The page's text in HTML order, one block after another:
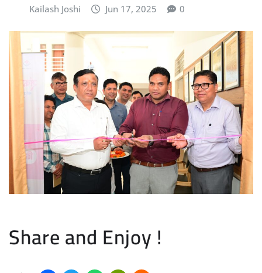
Kailash Joshi Jun 17, 2025 0
Share and Enjoy !